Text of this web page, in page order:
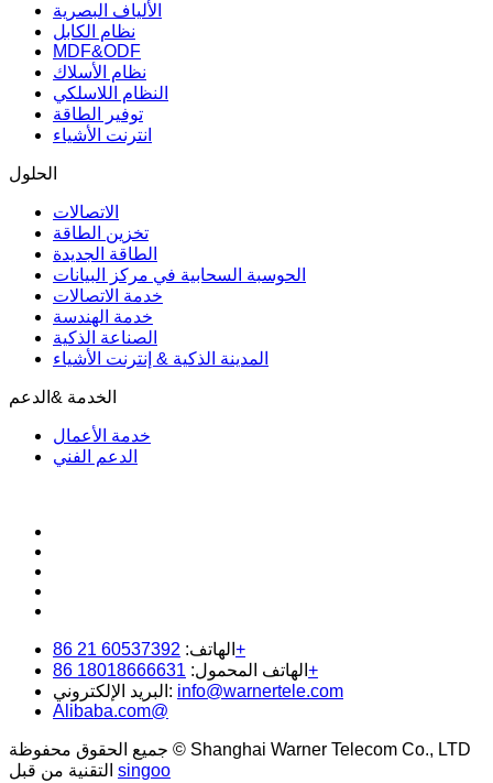
الألياف البصرية
نظام الكابل
MDF&ODF
نظام الأسلاك
النظام اللاسلكي
توفير الطاقة
انترنت الأشياء
الحلول
الاتصالات
تخزين الطاقة
الطاقة الجديدة
الحوسبة السحابية في مركز البيانات
خدمة الاتصالات
خدمة الهندسة
الصناعة الذكية
المدينة الذكية & إنترنت الأشياء
الخدمة &الدعم
خدمة الأعمال
الدعم الفني
الهاتف: 60537392 21 86+
الهاتف المحمول: 18018666631 86+
البريد الإلكتروني: info@warnertele.com
Alibaba.com@
جميع الحقوق محفوظة © Shanghai Warner Telecom Co., LTD
singoo